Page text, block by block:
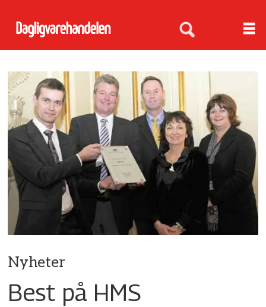
Nyheter
Best på HMS